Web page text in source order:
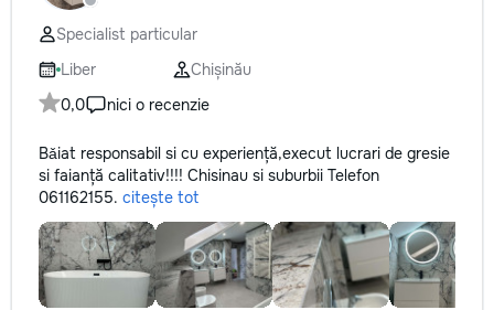
Specialist particular
Liber
Chișinău
0,0
nici o recenzie
Bǎiat responsabil si cu experiență,execut lucrari de gresie
si faianță calitativ!!!! Chisinau si suburbii Telefon
061162155. citește tot